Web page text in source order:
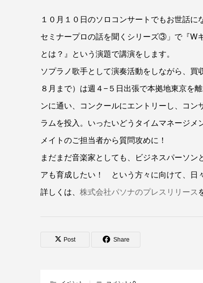
１０月１０日のソロコンサートでもお世話
セミナープロの話を聞くシリーズ③」で『W
とは？』という演題で講演をします。
ソプラノ歌手として演奏活動をしながら、
８月まで）は週４−５日出張で本拠地東京を
ンに通い、コンクールにエントリーし、コ
ラムを投入。いったいどうタイムマネージ
メイトのご担当者から質問攻めに！
まだまだ音楽家としても、ビジネスパーソ
アも育成したい！ という方々に向けて、日
詳しくは、 株式会社パソナのプレスリリース
Post Share